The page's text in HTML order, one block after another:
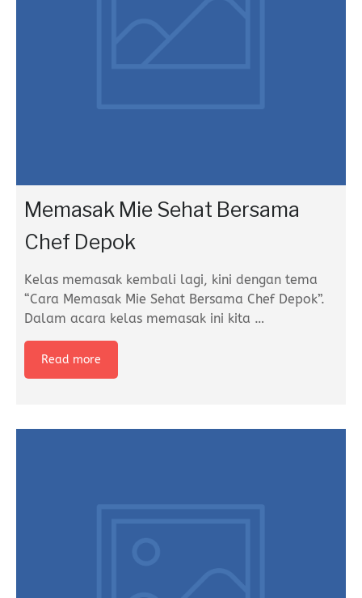
Memasak Mie Sehat Bersama
Chef Depok
Kelas memasak kembali lagi, kini dengan tema
“Cara Memasak Mie Sehat Bersama Chef Depok”.
Dalam acara kelas memasak ini kita …
Read more